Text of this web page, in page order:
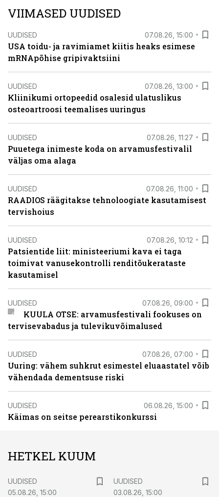
VIIMASED UUDISED
UUDISED 07.08.26, 15:00
USA toidu- ja ravimiamet kiitis heaks esimese
mRNApõhise gripivaktsiini
UUDISED 07.08.26, 13:00
Kliinikumi ortopeedid osalesid ulatuslikus
osteoartroosi teemalises uuringus
UUDISED 07.08.26, 11:27
Puuetega inimeste koda on arvamusfestivalil
väljas oma alaga
UUDISED 07.08.26, 11:00
RAADIOS räägitakse tehnoloogiate kasutamisest
tervishoius
UUDISED 07.08.26, 10:12
Patsientide liit: ministeeriumi kava ei taga
toimivat vanusekontrolli renditõukerataste
kasutamisel
UUDISED 07.08.26, 09:00
KUULA OTSE: arvamusfestivali fookuses on
tervisevabadus ja tulevikuvõimalused
UUDISED 07.08.26, 07:00
Uuring: vähem suhkrut esimestel eluaastatel võib
vähendada dementsuse riski
UUDISED 06.08.26, 15:00
Käimas on seitse perearstikonkurssi
HETKEL KUUM
UUDISED
05.08.26, 15:00
UUDISED
03.08.26, 15:00